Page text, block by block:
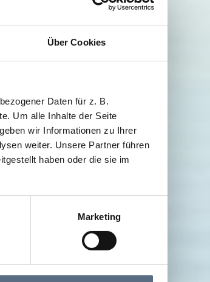
Über Cookies
Daten für z. B.
Um alle Inhalte der Seite
wir Informationen zu Ihrer
weiter. Unsere Partner führen
haben oder die sie im
Marketing